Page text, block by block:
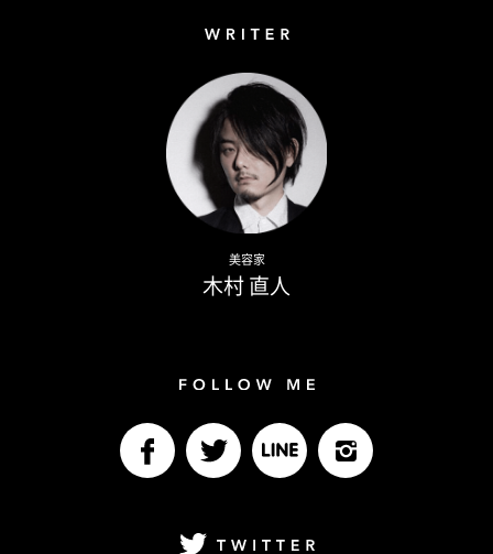
美容家
木村 直人